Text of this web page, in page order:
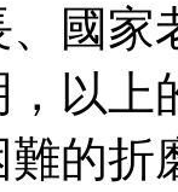
國家
以上
的折